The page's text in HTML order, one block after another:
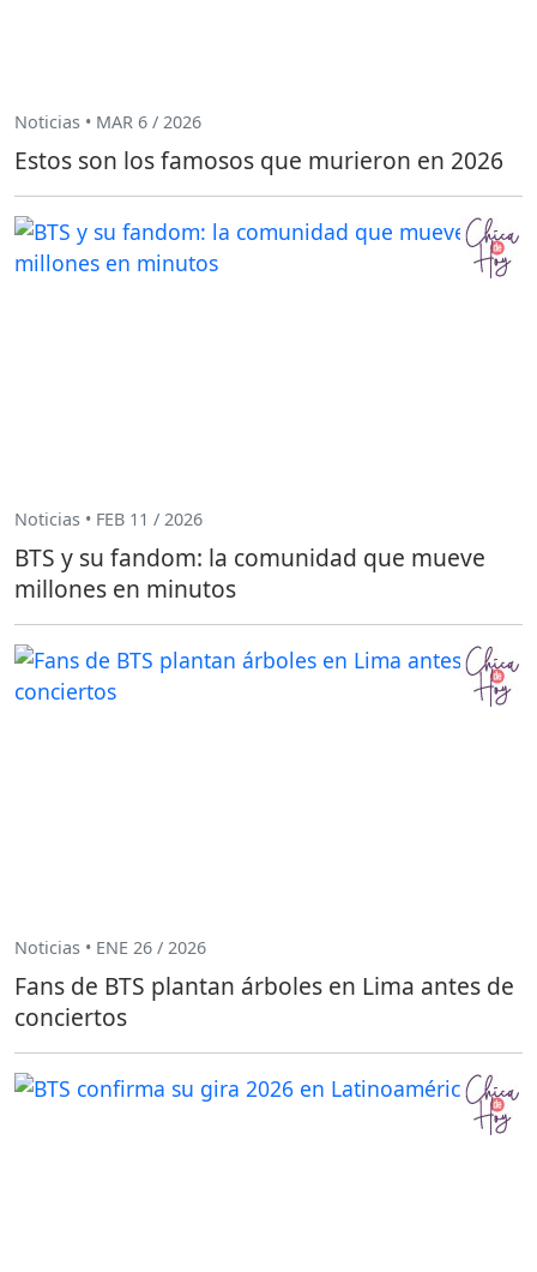
Noticias • MAR 6 / 2026
Estos son los famosos que murieron en 2026
Noticias • FEB 11 / 2026
BTS y su fandom: la comunidad que mueve
millones en minutos
Noticias • ENE 26 / 2026
Fans de BTS plantan árboles en Lima antes de
conciertos